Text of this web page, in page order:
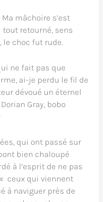
mâchoire s’est
tout retourné, sens
le choc fut rude.
ne fait pas que
ai-je perdu le fil de
dévoué un éternel
Gray, bobo
qui ont passé sur
bien chaloupé
à l’esprit de ne pas
ceux qui viennent
à naviguer près de